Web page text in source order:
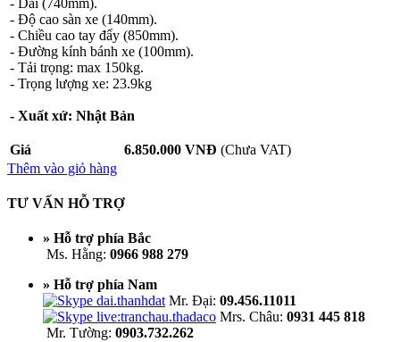
- Độ cao sàn xe (140mm).
- Chiều cao tay đẩy (850mm).
- Đường kính bánh xe (100mm).
- Tải trọng: max 150kg.
- Trọng lượng xe: 23.9kg
- Xuất xứ: Nhật Bản
Giá 6.850.000 VNĐ (Chưa VAT)
Thêm vào giỏ hàng
TƯ VẤN HỖ TRỢ
» Hỗ trợ phía Bắc
Ms. Hằng: 0966 988 279
» Hỗ trợ phía Nam
Mr. Đại: 09.456.11011
Mrs. Châu: 0931 445 818
Mr. Tường: 0903.732.262